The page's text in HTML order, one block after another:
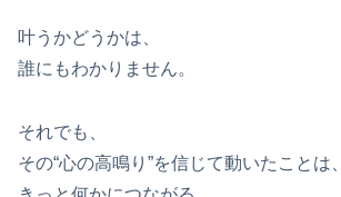
叶うかどうかは、
誰にもわかりません。
それでも、
その“心の高鳴り”を信じて動いたことは、